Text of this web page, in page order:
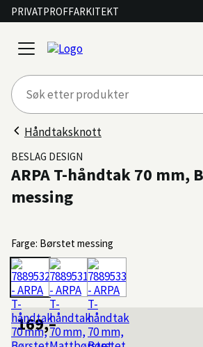
PRIVATPROFFARKITEKT
open
menu
Håndtaksknott
BESLAG DESIGN
ARPA T-håndtak 70 mm,
messing
Farge: Børstet messing
169,–